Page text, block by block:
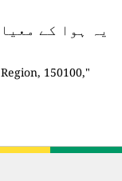
یہ ہوا کے
150100,